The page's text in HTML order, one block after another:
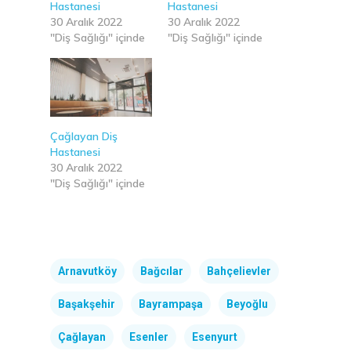
Hastanesi
30 Aralık 2022
"Diş Sağlığı" içinde
Hastanesi
30 Aralık 2022
"Diş Sağlığı" içinde
Çağlayan Diş
Hastanesi
30 Aralık 2022
"Diş Sağlığı" içinde
Arnavutköy Bağcılar Bahçelievler
Başakşehir Bayrampaşa Beyoğlu
Çağlayan Esenler Esenyurt
Sağlık Turizmi
İdari Kadro
Kurumsal Kimlik
CERRAHİ
İmplant Tedavisi
All On Four İmplant
ESTETİK
Diş Beyazlatma
BRANŞLAR
Kliniklerimiz
Hekimlerimiz
Sağlık Turizmi